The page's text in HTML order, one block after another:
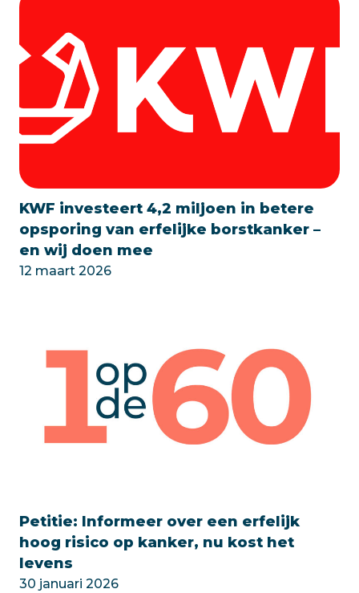
KWF investeert 4,2 miljoen in betere
opsporing van erfelijke borstkanker –
en wij doen mee
12 maart 2026
Petitie: Informeer over een erfelijk
hoog risico op kanker, nu kost het
levens
30 januari 2026